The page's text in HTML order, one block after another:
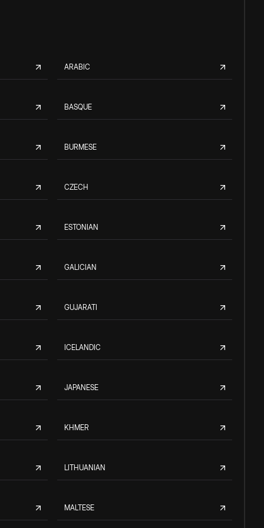
ARABIC
BASQUE
BURMESE
CZECH
ESTONIAN
GALICIAN
GUJARATI
ICELANDIC
JAPANESE
KHMER
LITHUANIAN
MALTESE